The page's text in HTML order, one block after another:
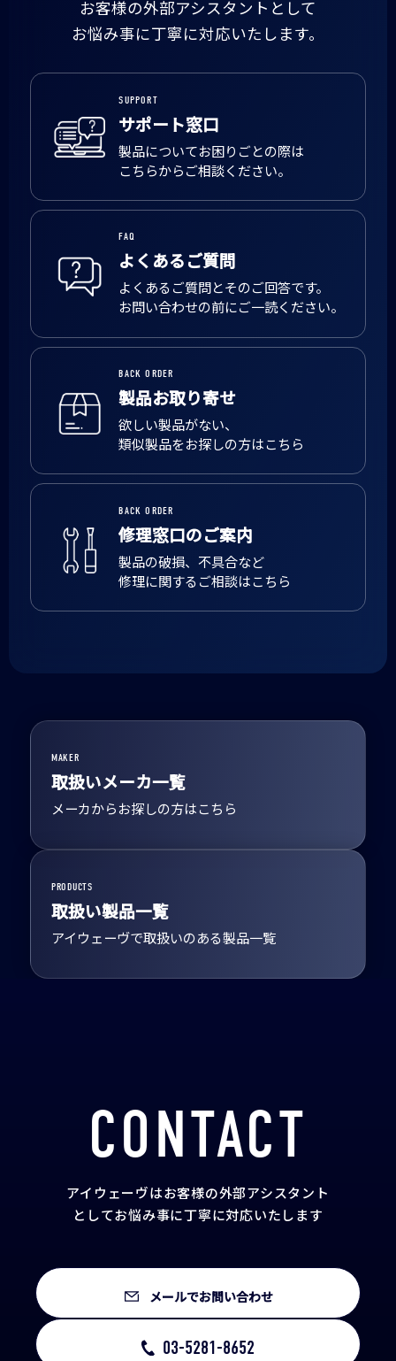
お客様の外部アシスタントとして
お悩み事に丁寧に対応いたします。
SUPPORT
サポート窓口
製品についてお困りごとの際は
こちらからご相談ください。
FAQ
よくあるご質問
よくあるご質問とそのご回答です。
お問い合わせの前にご一読ください。
BACK ORDER
製品お取り寄せ
欲しい製品がない、
類似製品をお探しの方はこちら
BACK ORDER
修理窓口のご案内
製品の破損、不具合など
修理に関するご相談はこちら
MAKER
取扱いメーカ一覧
メーカからお探しの方はこちら
PRODUCTS
取扱い製品一覧
アイウェーヴで取扱いのある製品一覧
CONTACT
アイウェーヴはお客様の外部アシスタント
としてお悩み事に丁寧に対応いたします
メールでお問い合わせ
03-5281-8652